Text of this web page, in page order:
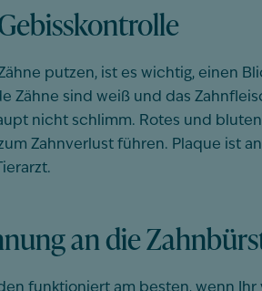
putzen, ist es wichtig, einen
Zähne sind weiß und das
nicht schlimm. Rotes und
Zahnverlust führen. Plaque ist
an die